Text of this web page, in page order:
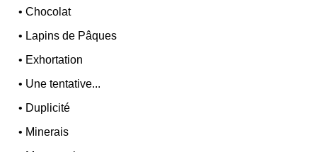
•Chocolat
• Lapins de Pâques
• Exhortation
• Une tentative...
• Duplicité
• Minerais